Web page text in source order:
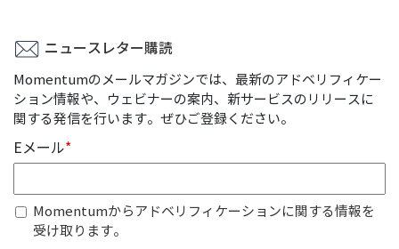
ニュースレター購読
Momentumのメールマガジンでは、最新のアドベリフィケー
ション情報や、ウェビナーの案内、新サービスのリリースに
関する発信を行います。ぜひご登録ください。
Eメール*
Momentumからアドベリフィケーションに関する情報を
受け取ります。